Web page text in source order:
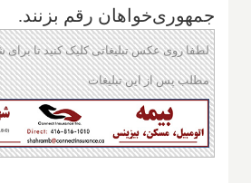
جمهوری‌خواهان رقم بزنند.
لطفا روی عکس تبلیغاتی کلیک کنید تا برای
مطلب پس از این تبلیغات